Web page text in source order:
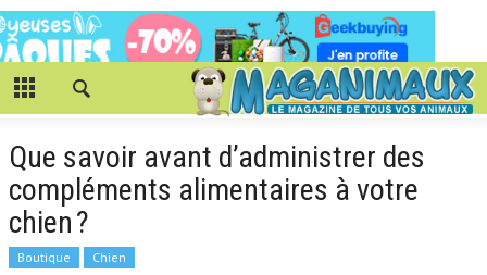
Que savoir avant d’administrer des
compléments alimentaires à votre
chien ?
Boutique Chien